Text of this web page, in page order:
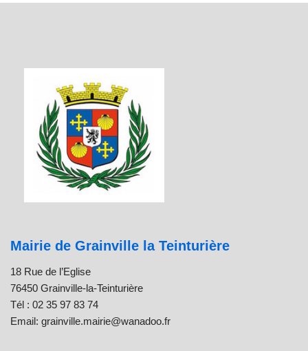
Mairie de Grainville la Teinturière
18 Rue de l’Eglise
76450 Grainville-la-Teinturière
Tél : 02 35 97 83 74
Email: grainville.mairie@wanadoo.fr